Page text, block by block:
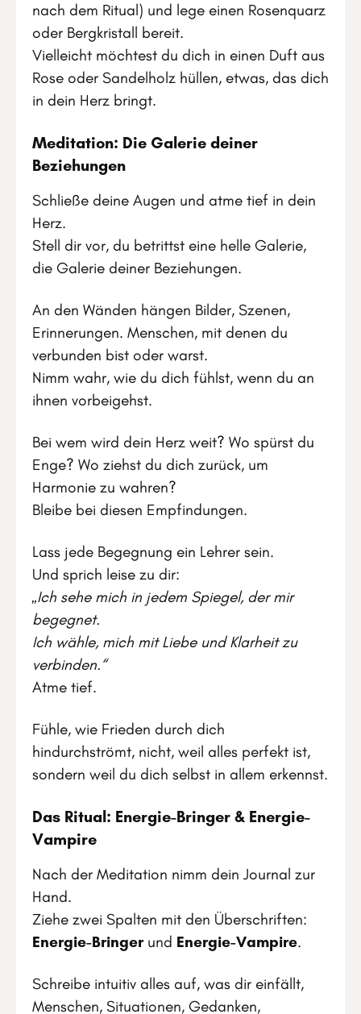
nach dem Ritual) und lege einen Rosenquarz
oder Bergkristall bereit.
Vielleicht möchtest du dich in einen Duft aus
Rose oder Sandelholz hüllen, etwas, das dich
in dein Herz bringt.
Meditation: Die Galerie deiner
Beziehungen
Schließe deine Augen und atme tief in dein
Herz.
Stell dir vor, du betrittst eine helle Galerie,
die Galerie deiner Beziehungen.
An den Wänden hängen Bilder, Szenen,
Erinnerungen. Menschen, mit denen du
verbunden bist oder warst.
Nimm wahr, wie du dich fühlst, wenn du an
ihnen vorbeigehst.
Bei wem wird dein Herz weit? Wo spürst du
Enge? Wo ziehst du dich zurück, um
Harmonie zu wahren?
Bleibe bei diesen Empfindungen.
Lass jede Begegnung ein Lehrer sein.
Und sprich leise zu dir:
„Ich sehe mich in jedem Spiegel, der mir
begegnet.
Ich wähle, mich mit Liebe und Klarheit zu
verbinden.“
Atme tief.
Fühle, wie Frieden durch dich
hindurchströmt, nicht, weil alles perfekt ist,
sondern weil du dich selbst in allem erkennst.
Das Ritual: Energie-Bringer & Energie-
Vampire
Nach der Meditation nimm dein Journal zur
Hand.
Ziehe zwei Spalten mit den Überschriften:
Energie-Bringerund Energie-Vampire.
Schreibe intuitiv alles auf, was dir einfällt,
Menschen, Situationen, Gedanken,